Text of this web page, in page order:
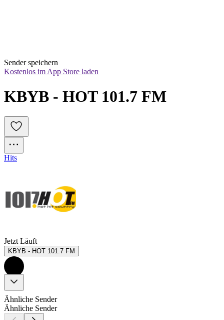
Sender speichern
Kostenlos im App Store laden
KBYB - HOT 101.7 FM
Hits
Jetzt Läuft
KBYB - HOT 101.7 FM
Ähnliche Sender
Ähnliche Sender